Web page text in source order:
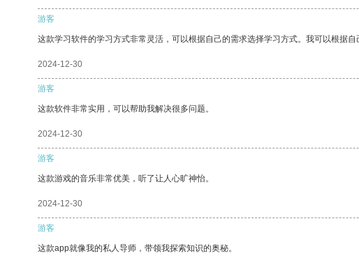
游客
这款学习软件的学习方式非常灵活，可以根据自己的需求选择学习方式。我可以根据自
2024-12-30
游客
这款软件非常实用，可以帮助我解决很多问题。
2024-12-30
游客
这款游戏的音乐非常优美，听了让人心旷神怡。
2024-12-30
游客
这款app就像我的私人导师，带领我探索知识的奥秘。